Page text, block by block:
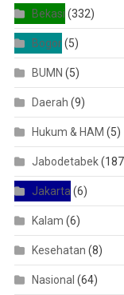
Bekasi (332)
Bogor(5)
BUMN (5)
Daerah (9)
Hukum & HAM (5)
Jabodetabek
Jakarta (6)
Kalam (6)
Kesehatan (8)
Nasional (64)